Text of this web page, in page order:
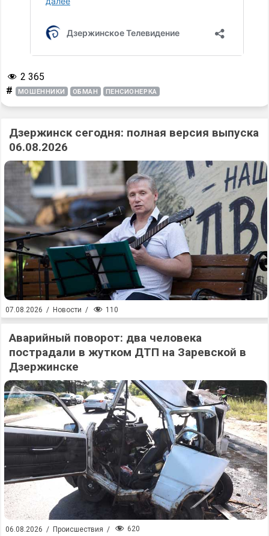
2 365
# МОШЕННИКИ ОБМАН ПЕНСИОНЕРКА
Дзержинск сегодня: полная версия выпуска
06.08.2026
07.08.2026 / Новости / 110
Аварийный поворот: два человека
пострадали в жутком ДТП на Заревской в
Дзержинске
06.08.2026 / Происшествия / 620